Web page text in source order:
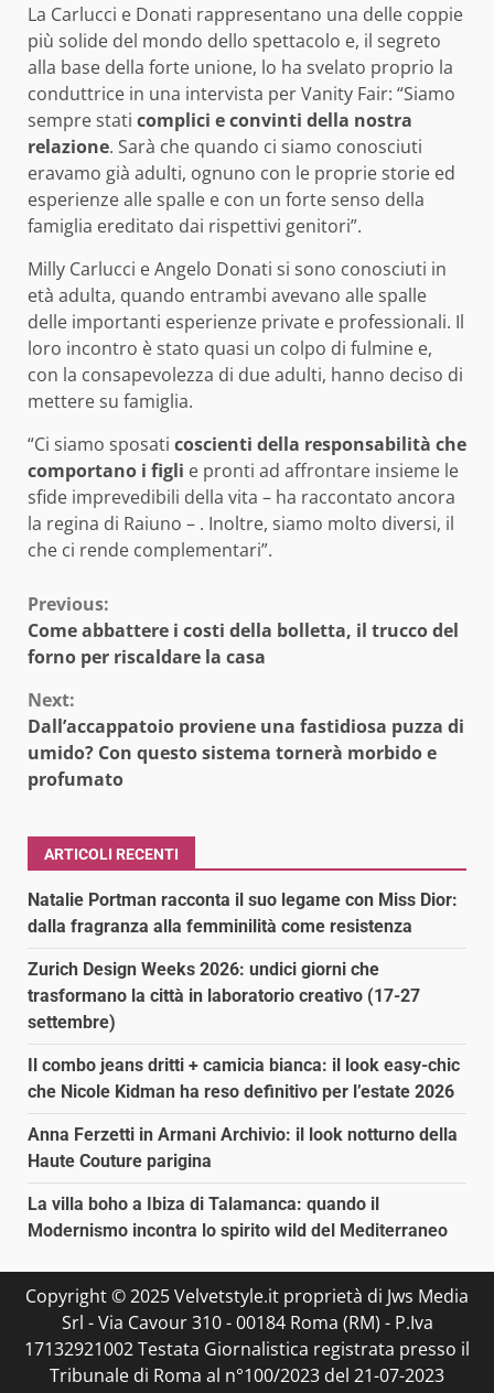
La Carlucci e Donati rappresentano una delle coppie
più solide del mondo dello spettacolo e, il segreto
alla base della forte unione, lo ha svelato proprio la
conduttrice in una intervista per Vanity Fair: “Siamo
sempre stati complici e convinti della nostra
relazione. Sarà che quando ci siamo conosciuti
eravamo già adulti, ognuno con le proprie storie ed
esperienze alle spalle e con un forte senso della
famiglia ereditato dai rispettivi genitori”.
Milly Carlucci e Angelo Donati si sono conosciuti in
età adulta, quando entrambi avevano alle spalle
delle importanti esperienze private e professionali. Il
loro incontro è stato quasi un colpo di fulmine e,
con la consapevolezza di due adulti, hanno deciso di
mettere su famiglia.
“Ci siamo sposati coscienti della responsabilità che
comportano i figli e pronti ad affrontare insieme le
sfide imprevedibili della vita – ha raccontato ancora
la regina di Raiuno – . Inoltre, siamo molto diversi, il
che ci rende complementari”.
Continue
Reading
Previous:
Come abbattere i costi della bolletta, il trucco del
forno per riscaldare la casa
Next:
Dall’accappatoio proviene una fastidiosa puzza di
umido? Con questo sistema tornerà morbido e
profumato
ARTICOLI RECENTI
Natalie Portman racconta il suo legame con Miss Dior:
dalla fragranza alla femminilità come resistenza
Zurich Design Weeks 2026: undici giorni che
trasformano la città in laboratorio creativo (17-27
settembre)
Il combo jeans dritti + camicia bianca: il look easy-chic
che Nicole Kidman ha reso definitivo per l’estate 2026
Anna Ferzetti in Armani Archivio: il look notturno della
Haute Couture parigina
La villa boho a Ibiza di Talamanca: quando il
Modernismo incontra lo spirito wild del Mediterraneo
Copyright © 2025 Velvetstyle.it proprietà di Jws Media
Srl - Via Cavour 310 - 00184 Roma (RM) - P.Iva
17132921002 Testata Giornalistica registrata presso il
Tribunale di Roma al n°100/2023 del 21-07-2023